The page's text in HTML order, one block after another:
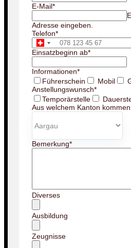
E-Mail*
Adresse eingeben.
Telefon*
Einsatzbeginn ab*
Informationen*
Führerschein
Mobil
Anstellungswunsch*
Temporärstelle
Aus welchem Kanton
Bemerkung*
Diverses
Ausbildung
Zeugnisse